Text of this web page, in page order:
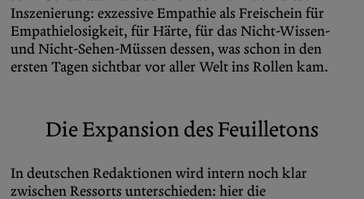
Inszenierung: exzessive Empathie als Freischein für
Empathielosigkeit, für Härte, für das Nicht-Wissen-
und Nicht-Sehen-Müssen dessen, was schon in den
ersten Tagen sichtbar vor aller Welt ins Rollen kam.
Die Expansion des Feuilletons
In deutschen Redaktionen wird intern noch klar
zwischen Ressorts unterschieden: hier die